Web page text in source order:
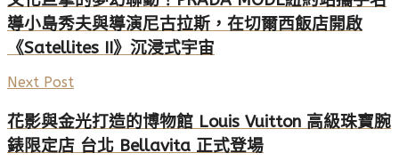
導小島秀夫與導演尼古拉斯，在切爾西飯店開啟
《Satellites II》沉浸式宇宙
Next Post
花影與金光打造的博物館 Louis Vuitton 高級珠寶腕
錶限定店 台北 Bellavita 正式登場